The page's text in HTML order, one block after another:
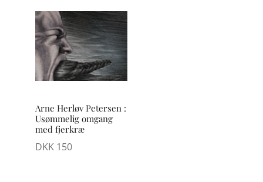
Arne Herløv Petersen :
Usømmelig omgang
med fjerkræ
DKK 150